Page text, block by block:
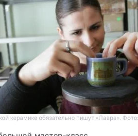
керамике обязательно пишут «Лавра».